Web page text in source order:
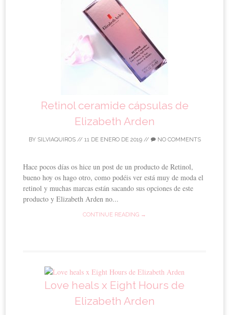
Retinol ceramide cápsulas de
Elizabeth Arden
BY SILVIAQUIROS// 11 DE ENERO DE 2019// NO COMMENTS
Hace pocos días os hice un post de un producto de Retinol,
bueno hoy os hago otro, como podéis ver está muy de moda el
retinol y muchas marcas están sacando sus opciones de este
producto y Elizabeth Arden no...
CONTINUE READING →
Love heals x Eight Hours de
Elizabeth Arden